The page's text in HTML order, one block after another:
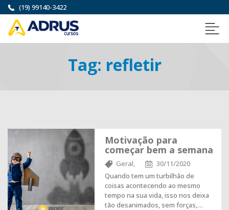
(19) 99140-3422
Tag: refletir
Motivação para
começar bem a semana
Geral,
30/11/2020
Quando tem um turbilhão de
coisas acontecendo ao mesmo
tempo na sua vida, isso nos deixa
tão desanimados, sem forças,…